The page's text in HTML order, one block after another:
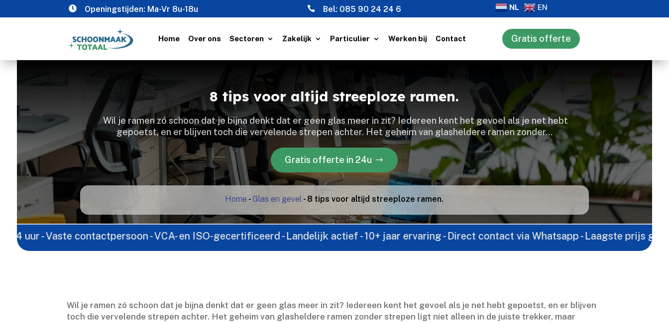
 Openingstijden: Ma-Vr 8u-18u  Bel: 085 90 24 24 6 NL EN
Home Over ons Sectoren Zakelijk Particulier Werken bij Contact Gratis offerte
8 tips voor altijd streeploze ramen.
​ Wil je ramen zó schoon dat je bijna denkt dat er geen glas meer in zit? Iedereen kent het gevoel als je net hebt
gepoetst, en er blijven toch die vervelende strepen achter.​ Het geheim van glasheldere ramen zonder…
Gratis offerte in 24u
Home -Glas en gevel - 8 tips voor altijd streeploze ramen.
contactpersoon - VCA- en ISO-gecertificeerd - Landelijk actief - 10+ jaar ervaring - Direct contact via Whatsapp - Laagste prijs garantie -
Wil je ramen zó schoon dat je bijna denkt dat er geen glas meer in zit? Iedereen kent het gevoel als je net hebt gepoetst, en er blijven
toch die vervelende strepen achter.​ Het geheim van glasheldere ramen zonder strepen ligt niet alleen in de juiste trekker, maar